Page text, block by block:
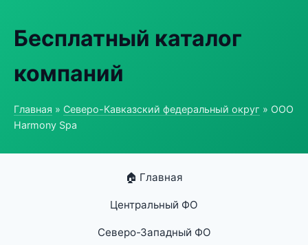
Бесплатный каталог
компаний
Главная » Северо-Кавказский федеральный округ » ООО
Harmony Spa
🏠 Главная
Центральный ФО
Северо-Западный ФО